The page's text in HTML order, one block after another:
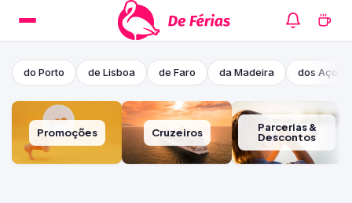
do Porto de Lisboa de Faro da Madeira dos
Promoções Cruzeiros
Parcerias &
Descontos